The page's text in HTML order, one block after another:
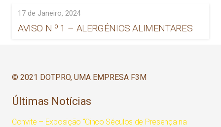
17 de Janeiro, 2024
AVISO N.º 1 – ALERGÉNIOS ALIMENTARES
© 2021 DOTPRO, UMA EMPRESA F3M
Últimas Notícias
Convite – Exposição “Cinco Séculos de Presença na